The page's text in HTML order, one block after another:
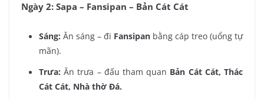
Ngày 2: Sapa – Fansipan – Bản Cát Cát
Sáng: Ăn sáng – đi Fansipan bằng cáp treo (uổng tự
mãn).
Trưa: Ăn trưa – đấu tham quan Bản Cát Cát, Thác
Cát Cát, Nhà thờ Đá.